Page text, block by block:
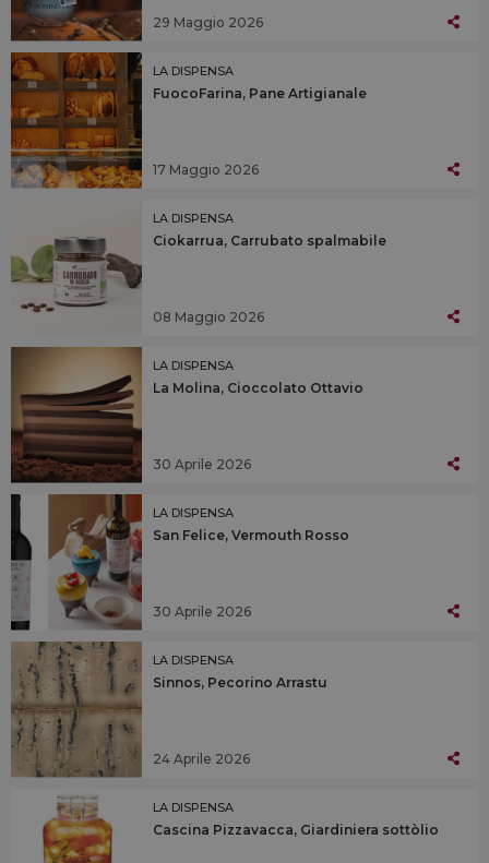
29 Maggio 2026
LA DISPENSA
FuocoFarina, Pane Artigianale
17 Maggio 2026
LA DISPENSA
Ciokarrua, Carrubato spalmabile
08 Maggio 2026
LA DISPENSA
La Molina, Cioccolato Ottavio
30 Aprile 2026
LA DISPENSA
San Felice, Vermouth Rosso
30 Aprile 2026
LA DISPENSA
Sinnos, Pecorino Arrastu
24 Aprile 2026
LA DISPENSA
Cascina Pizzavacca, Giardiniera sottòlio